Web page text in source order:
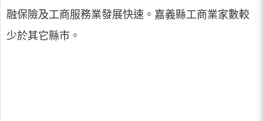
融保險及工商服務業發展快速。嘉義縣工商業家數較
少於其它縣市。